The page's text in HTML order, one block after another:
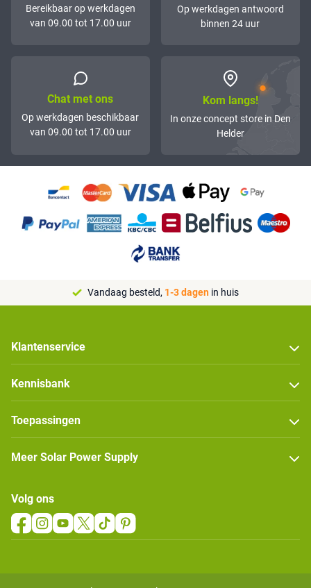
Bereikbaar op werkdagen
van 09.00 tot 17.00 uur
Op werkdagen antwoord
binnen 24 uur
Chat met ons
Op werkdagen beschikbaar
van 09.00 tot 17.00 uur
Kom langs!
In onze concept store in Den
Helder
Vandaag besteld, 1-3 dagen in huis
Klantenservice
Kennisbank
Toepassingen
Meer Solar Power Supply
Volg ons